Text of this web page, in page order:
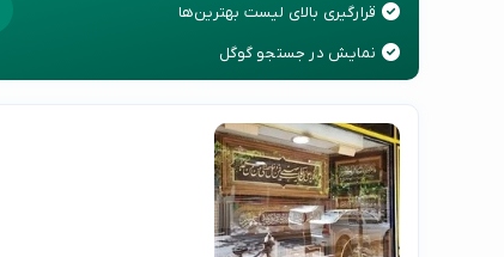
قرارگیری بالای لیست بهترین‌ها
نمایش در جستجو گوگل